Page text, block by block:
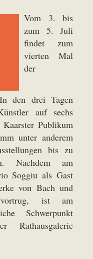
Vom 3. bis
zum 5. Juli
findet zum
vierten Mal
der
den drei Tagen
auf sechs
Publikum
unter anderem
bis zu
Nachdem am
Soggiu als Gast
von Bach und
ist am
Schwerpunkt